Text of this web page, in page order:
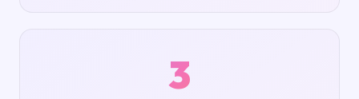
3